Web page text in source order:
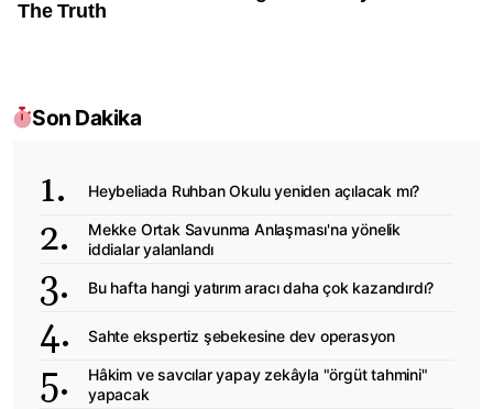
Son Dakika
Heybeliada Ruhban Okulu yeniden açılacak mı?
Mekke Ortak Savunma Anlaşması'na yönelik
iddialar yalanlandı
Bu hafta hangi yatırım aracı daha çok kazandırdı?
Sahte ekspertiz şebekesine dev operasyon
Hâkim ve savcılar yapay zekâyla "örgüt tahmini"
yapacak